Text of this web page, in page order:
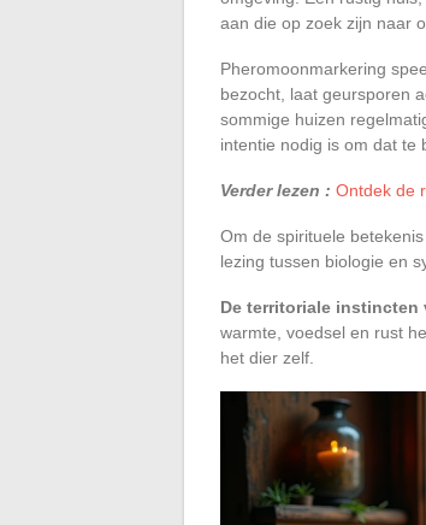
aan die op zoek zijn naar
Pheromoonmarkering
bezocht, laat geursporen
sommige huizen
intentie nodig is om dat te
Verder lezen : Ontdek de
Om de spirituele
lezing tussen biologie en
De territoriale instincten
warmte, voedsel en rust
het dier zelf.